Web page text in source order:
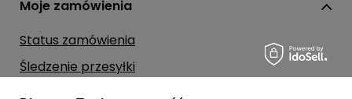
Moje zamówienia
Status zamówienia
Śledzenie przesyłki
Chcę zareklamować produkt